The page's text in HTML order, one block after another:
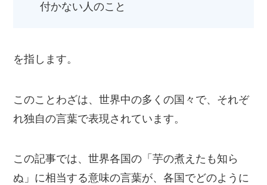
付かない人のこと
を指します。
このことわざは、世界中の多くの国々で、それぞ
れ独自の言葉で表現されています。
この記事では、世界各国の「芋の煮えたも知ら
ぬ」に相当する意味の言葉が、各国でどのように